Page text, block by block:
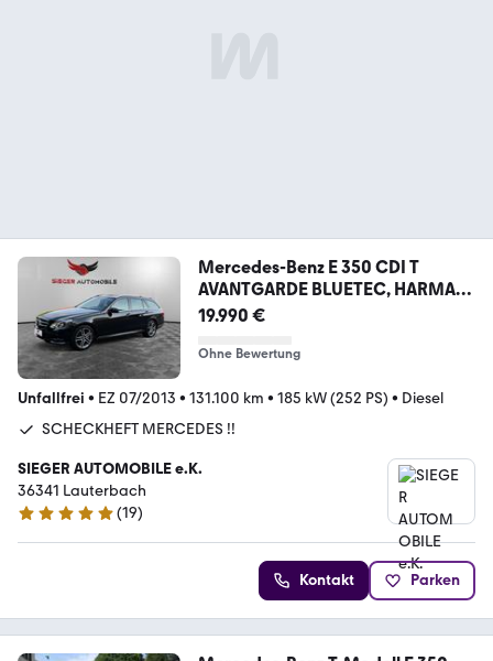
Mercedes-Benz E 350 CDI T
AVANTGARDE BLUETEC, HARMAN
/ KARDON
19.990 €
Ohne Bewertung
Unfallfrei • EZ 07/2013 • 131.100 km • 185 kW (252 PS) • Diesel
SCHECKHEFT MERCEDES !!
SIEGER AUTOMOBILE e.K.
36341 Lauterbach
4.9 Sterne
(19)
Kontakt Parken